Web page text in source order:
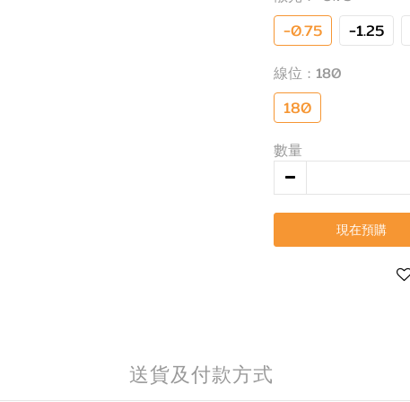
-0.75 -1.25
線位 : 180
180
數量
現在預購
送貨及付款方式